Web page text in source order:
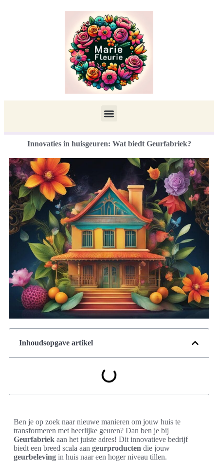
Innovaties in huisgeuren: Wat biedt Geurfabriek?
Inhoudsopgave artikel
Ben je op zoek naar nieuwe manieren om jouw huis te
transformeren met heerlijke geuren? Dan ben je bij
Geurfabriek aan het juiste adres! Dit innovatieve bedrijf
biedt een breed scala aan geurproducten die jouw
geurbeleving in huis naar een hoger niveau tillen.